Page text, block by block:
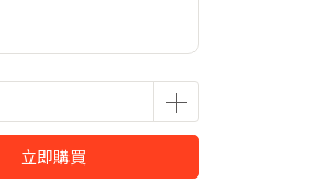
立即購買